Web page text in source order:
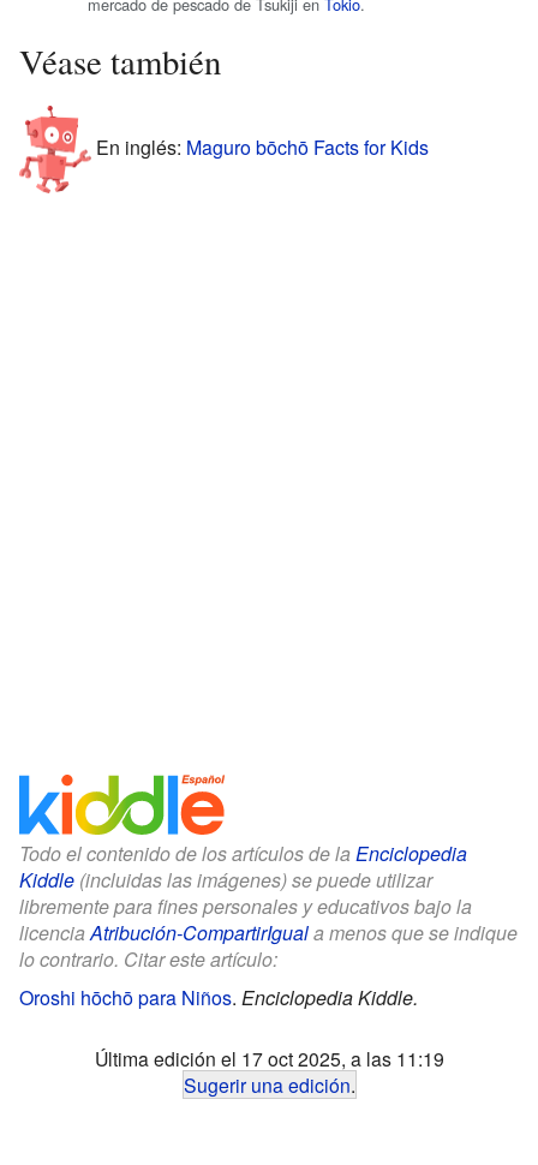
mercado de pescado de Tsukiji en Tokio.
Véase también
En inglés: Maguro bōchō Facts for Kids
Todo el contenido de los artículos de la Enciclopedia
Kiddle (incluidas las imágenes) se puede utilizar
libremente para fines personales y educativos bajo la
licenciaAtribución-CompartirIguala menos que se indique
lo contrario. Citar este artículo:
Oroshi hōchō para Niños. Enciclopedia Kiddle.
Última edición el 17 oct 2025, a las 11:19
Sugerir una edición.